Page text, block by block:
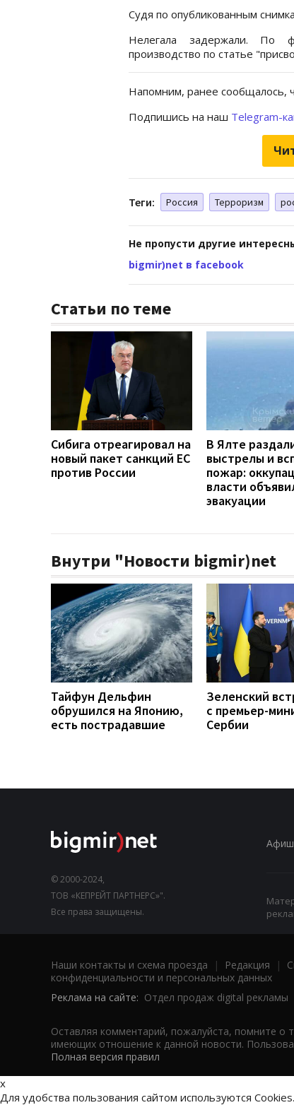
Судя по опубликованным
Нелегала задержали. По
производство по статье
Напомним, ранее сообщалось,
Подпишись на наш Telegram-
Теги: Россия Терроризм
Не пропусти другие
bigmir)net в facebook
Статьи по теме
Сибига отреагировал на
новый пакет санкций ЕС
против России
В Ялте
выстрелы и
пожар:
власти
эвакуации
Внутри "Новости bigmir)net
Тайфун Дельфин
обрушился на Японию,
есть пострадавшие
Зеленский
с премьер-
Сербии
© 2000-2024,
ТОВ «КЕПРЕЙТ ПАРТНЕРС»".
Все права защищены.
Наши контакты и схема проезда | Редакция |
конфиденциальности и персональных данных
Реклама на сайте: Отдел продаж digital рекламы
Оставляя комментарий, пожалуйста, помните о
имеющих отношение к данной новости.
Полная версия правил
x
Для удобства пользования сайтом используются Cookies.